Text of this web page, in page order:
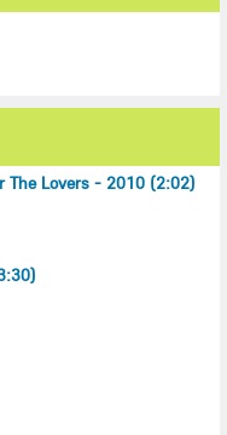
The Lovers - 2010 (2:02)